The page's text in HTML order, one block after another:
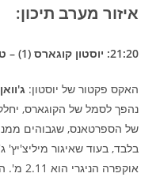
איזור מערב תיכון:
21:20: יוסטון קוגארס (1) – טנסי וולונטירס (2):
האקס פקטור של יוסטון:
נהפך לסמל של הקוגארס,